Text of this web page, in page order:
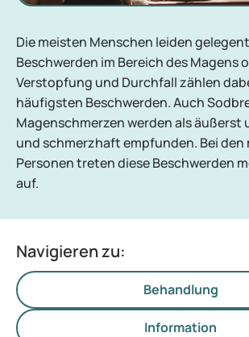
Die meisten Menschen leiden
Beschwerden im Bereich des Magens
Verstopfung und Durchfall zählen
häufigsten Beschwerden. Auch
Magenschmerzen werden als äußerst
und schmerzhaft empfunden. Bei den
Personen treten diese Beschwerden
auf.
Navigieren zu:
Behandlung
Information